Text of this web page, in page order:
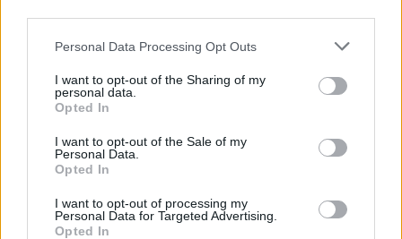
Personal Data Processing Opt Outs
I want to opt-out of the Sharing of my
personal data.
Opted In
I want to opt-out of the Sale of my
Personal Data.
Opted In
I want to opt-out of processing my
Personal Data for Targeted Advertising.
Opted In
Jaką patronką jest św.
Aleksandra?
zginęły razem z nią, jest patronką osób
będących w potrzebie oraz broniących swoich